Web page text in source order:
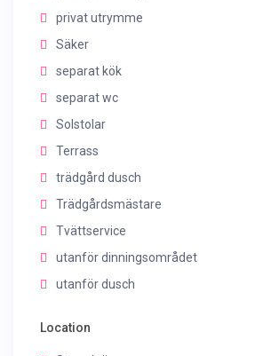
privat utrymme
Säker
separat kök
separat wc
Solstolar
Terrass
trädgård dusch
Trädgårdsmästare
Tvättservice
utanför dinningsområdet
utanför dusch
Location